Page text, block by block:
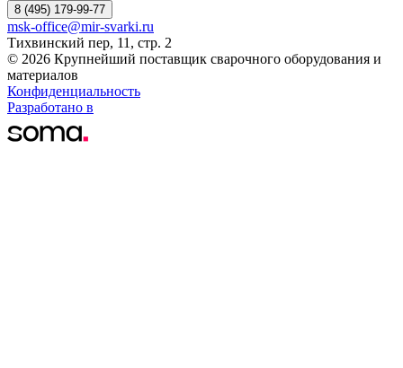
8 (495) 179-99-77
msk-office@mir-svarki.ru
Тихвинский пер, 11, стр. 2
© 2026 Крупнейший поставщик сварочного оборудования и
материалов
Конфиденциальность
Разработано в